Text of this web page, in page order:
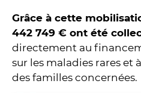
Grâce à cette
442 749 € ont été
directement au
sur les maladies rares
des familles concernées.